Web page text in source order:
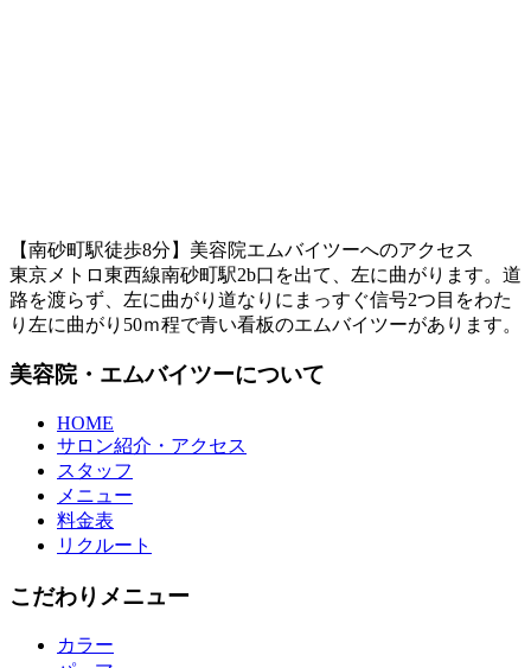
【南砂町駅徒歩8分】美容院エムバイツーへのアクセス
東京メトロ東西線南砂町駅2b口を出て、左に曲がります。道
路を渡らず、左に曲がり道なりにまっすぐ信号2つ目をわた
り左に曲がり50ｍ程で青い看板のエムバイツーがあります。
美容院・エムバイツーについて
HOME
サロン紹介・アクセス
スタッフ
メニュー
料金表
リクルート
こだわりメニュー
カラー